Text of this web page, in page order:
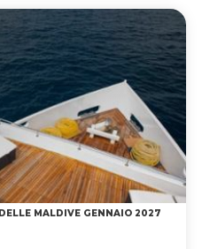
MALDIVE GENNAIO 2027